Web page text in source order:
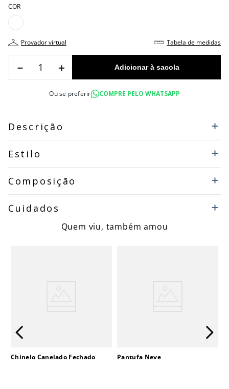
COR
provador virtual tabela de medidas
＋
－
Ou se preferir COMPRE PELO WHATSAPP
Descrição
Estilo
Composição
Cuidados
Quem viu, também amou
Chinelo Canelado Fechado Pantufa Neve